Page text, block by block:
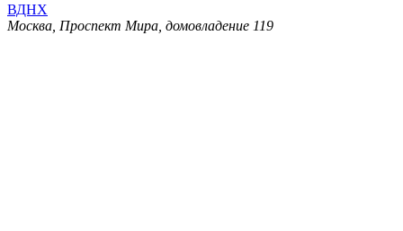
ВДНХ
Москва, Проспект Мира, домовладение 119